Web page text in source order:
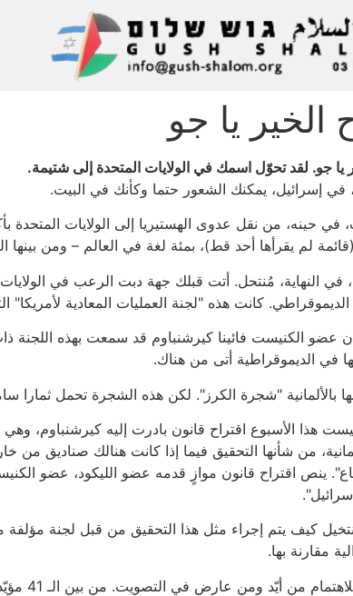
الخير يا جو
يا جو. لقد تحوّل اسمك في الولايات المتحدة إلى شتيمة.
في إسرائيل، يمكنك الشعور حتما وكأنك في البيت.
في حينه، من نقل عدوى الهستيريا إلى الولايات
(قائمة لم يقرأها أحد قط)، بمئة لغة في العالم – ومن
في النهاية، مُنتحل. أتت قبلك جهة دبت الرعب في
كانت هذه "لجنة العمليات المعادية
الكنيست فائينا كيرشنباوم قد سمعت بهذه اللجنة ذات
في الديموقراطية أتى من هناك.
بالألمانية "شجرة الكرز". لكن هذه الشجرة تحمل ثمارا
هذا الأسبوع اقتراح قانون بادرت إليه كيرشنباوم،
من شأنها التحقيق فيما إذا كانت هنالك صناديق من
ينص اقتراح قانون موازٍ قدمه عضو الليكود، عضو
كيف يتم إجراء مثل هذا التحقيق من قبل لجنة مؤلفة من
مقارنة بها.
مثير